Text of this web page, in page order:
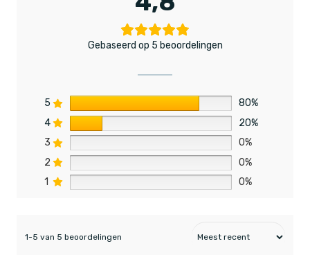
Gebaseerd op 5 beoordelingen
5
80%
4
20%
3
0%
2
0%
1
0%
1-5 van 5 beoordelingen